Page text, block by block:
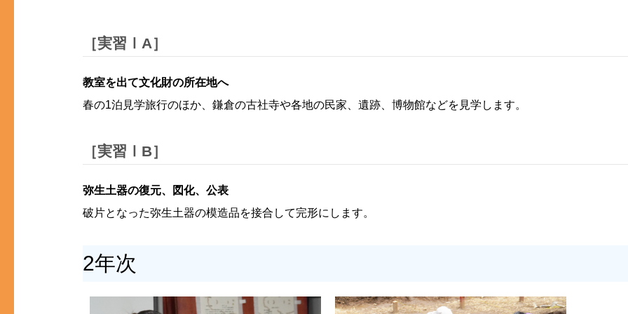
［実習ⅠA］
教室を出て文化財の所在地へ
春の1泊見学旅行のほか、鎌倉の古社寺や各地の民家、遺跡、博物館などを見学します。
［実習ⅠB］
弥生土器の復元、図化、公表
破片となった弥生土器の模造品を接合して完形にします。
2年次